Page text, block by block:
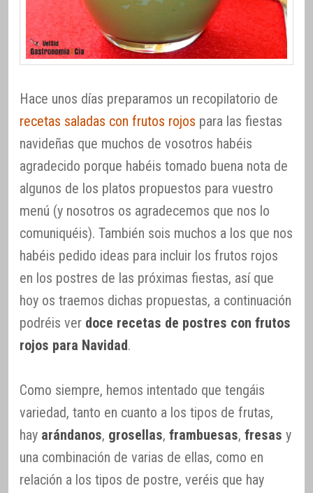
Hace unos días preparamos un recopilatorio de
recetas saladas con frutos rojos para las fiestas
navideñas que muchos de vosotros habéis
agradecido porque habéis tomado buena nota de
algunos de los platos propuestos para vuestro
menú (y nosotros os agradecemos que nos lo
comuniquéis). También sois muchos a los que nos
habéis pedido ideas para incluir los frutos rojos
en los postres de las próximas fiestas, así que
hoy os traemos dichas propuestas, a continuación
podréis ver doce recetas de postres con frutos
rojos para Navidad.
Como siempre, hemos intentado que tengáis
variedad, tanto en cuanto a los tipos de frutas,
hay arándanos, grosellas, frambuesas, fresas y
una combinación de varias de ellas, como en
relación a los tipos de postre, veréis que hay